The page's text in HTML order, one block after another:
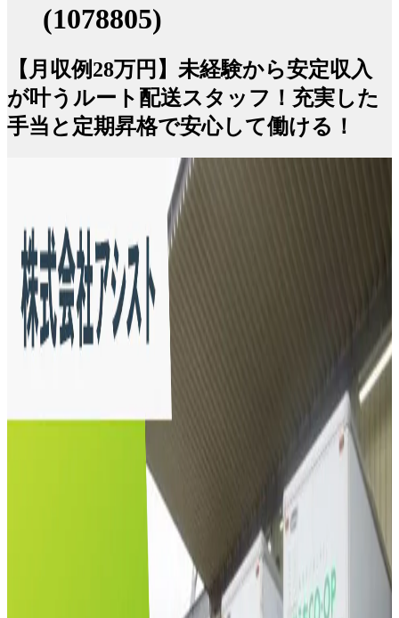
(1078805)
【月収例28万円】未経験から安定収入
が叶うルート配送スタッフ！充実した
手当と定期昇格で安心して働ける！